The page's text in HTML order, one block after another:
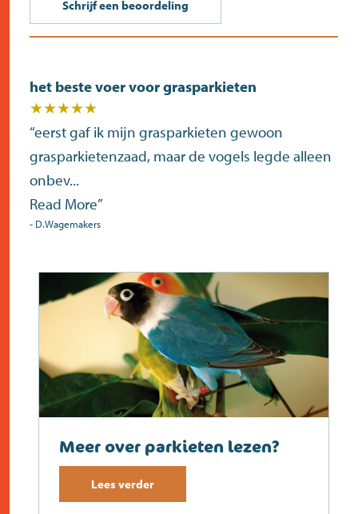
Schrijf een beoordeling
het beste voer voor grasparkieten
★★★★★
“eerst gaf ik mijn grasparkieten gewoon
grasparkietenzaad, maar de vogels legde alleen
onbev...
Read More”
- D.Wagemakers
Meer over parkieten lezen?
Lees verder